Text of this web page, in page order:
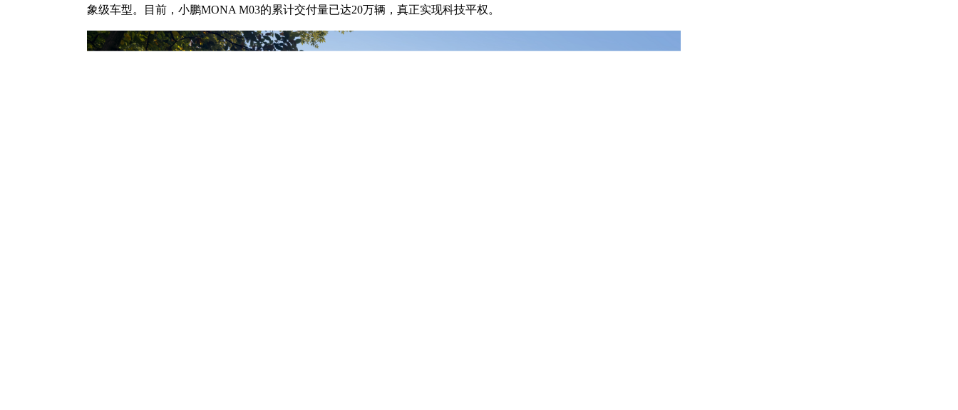
象级车型。目前，小鹏MONA M03的累计交付量已达20万辆，真正实现科技平权。